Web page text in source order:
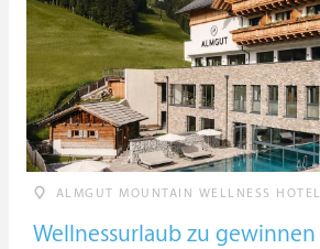
ALMGUT MOUNTAIN WELLNESS HOTEL
Wellnessurlaub zu gewinnen